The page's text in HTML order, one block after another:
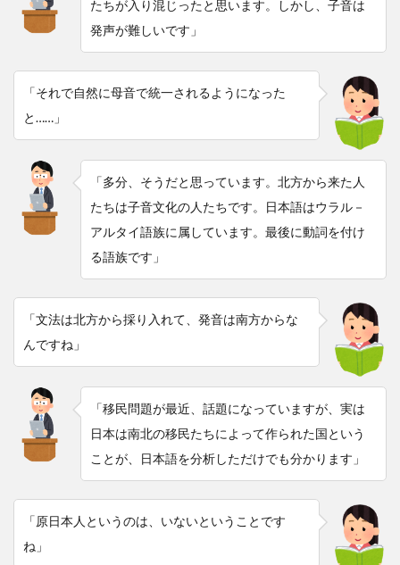
たちが入り混じったと思います。しかし、子音は
発声が難しいです」
「それで自然に母音で統一されるようになった
と……」
「多分、そうだと思っています。北方から来た人
たちは子音文化の人たちです。日本語はウラル－
アルタイ語族に属しています。最後に動詞を付け
る語族です」
「文法は北方から採り入れて、発音は南方からな
んですね」
「移民問題が最近、話題になっていますが、実は
日本は南北の移民たちによって作られた国という
ことが、日本語を分析しただけでも分かります」
「原日本人というのは、いないということです
ね」